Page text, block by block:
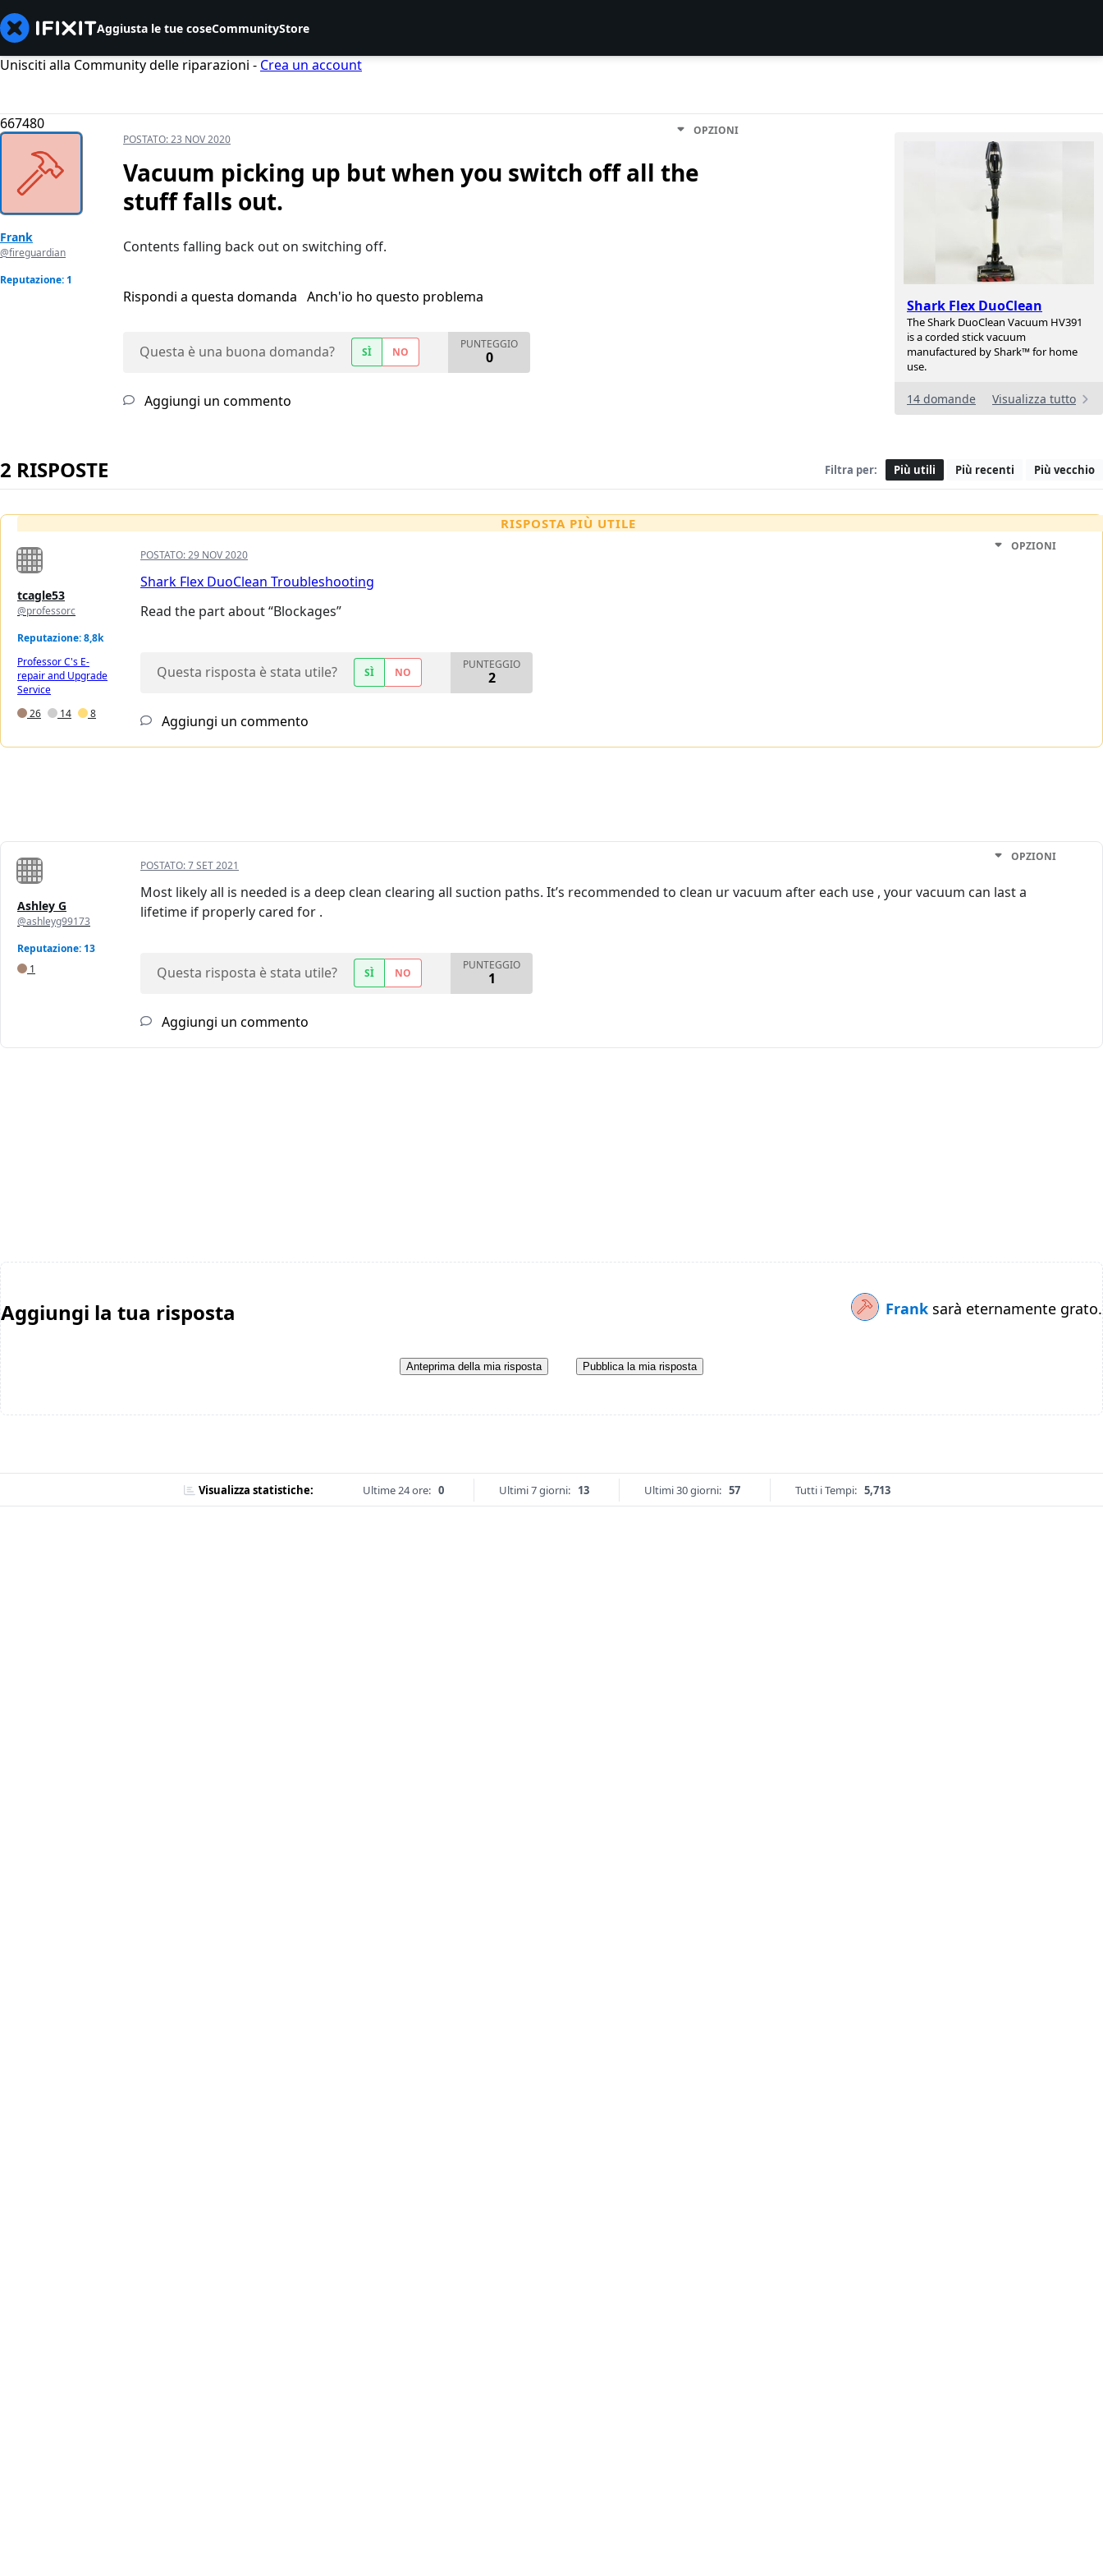
Aggiusta le tue coseCommunityStore
Unisciti alla Community delle riparazioni - Crea un account
667480
Shark Flex DuoClean
The Shark DuoClean Vacuum HV391
is a corded stick vacuum
manufactured by Shark™ for home
use.
14 domande Visualizza tutto
Frank
@fireguardian
Reputazione: 1
POSTATO:23 NOV 2020
OPZIONI
Vacuum picking up but when you switch off all the
stuff falls out.
Contents falling back out on switching off.
Rispondi a questa domanda Anch'io ho questo problema
Questa è una buona domanda? SÌ NO
PUNTEGGIO
0
Aggiungi un commento
2 RISPOSTE Filtra per: Più utili Più recenti Più vecchio
RISPOSTA PIÙ UTILE
tcagle53
@professorc
Reputazione: 8,8k
Professor C's E-
repair and Upgrade
Service
26
14 8
POSTATO:29 NOV 2020
OPZIONI
Shark Flex DuoClean Troubleshooting
Read the part about “Blockages”
Questa risposta è stata utile? SÌ NO
PUNTEGGIO
2
Aggiungi un commento
Ashley G
@ashleyg99173
Reputazione: 13
1
POSTATO:7 SET 2021
OPZIONI
Most likely all is needed is a deep clean clearing all suction paths. It’s recommended to clean ur vacuum after each use , your vacuum can last a
lifetime if properly cared for .
Questa risposta è stata utile? SÌ NO
PUNTEGGIO
1
Aggiungi un commento
Aggiungi la tua risposta Frank sarà eternamente grato.
Anteprima della mia risposta Pubblica la mia risposta
Visualizza statistiche: Ultime 24 ore: 0 Ultimi 7 giorni: 13 Ultimi 30 giorni: 57 Tutti i Tempi: 5,713